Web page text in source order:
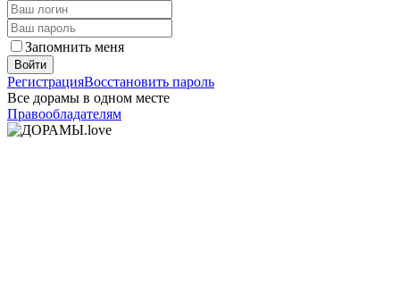
Запомнить меня
Войти
РегистрацияВосстановить пароль
Все дорамы в одном месте
Правообладателям